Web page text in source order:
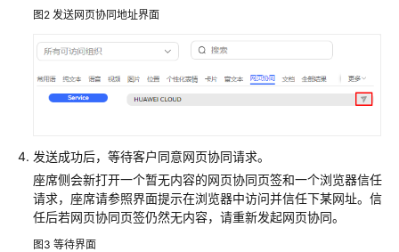
许
览
消
息
提
醒
处
理
图2 发送网页协同地址界面
发送成功后，等待客户同意网页协同请求。
座席侧会新打开一个暂无内容的网页协同页签和一个浏览器信任
请求，座席请参照界面提示在浏览器中访问并信任下某网址。信
任后若网页协同页签仍然无内容，请重新发起网页协同。
图3 等待界面